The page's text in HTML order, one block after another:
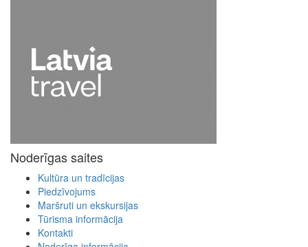
Noderīgas saites
Kultūra un tradīcijas
Piedzīvojums
Maršruti un ekskursijas
Tūrisma informācija
Kontakti